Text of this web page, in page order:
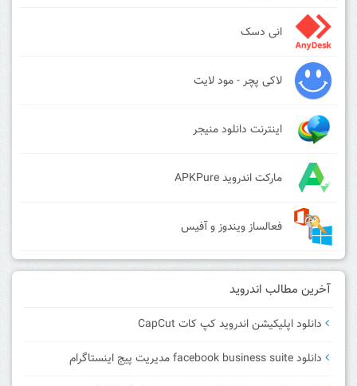
انی دسک
لاکی پچر - مود لایت
اینترنت دانلود منیجر
مارکت اندروید APKPure
فعالساز ویندوز و آفیس
آخرین مطالب اندروید
دانلود اپلیکیشن اندروید کپ کات CapCut
دانلود facebook business suite مدیریت پیج اینستاگرام